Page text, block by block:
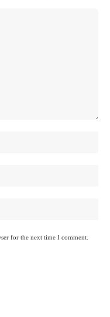
for the next time I comment.